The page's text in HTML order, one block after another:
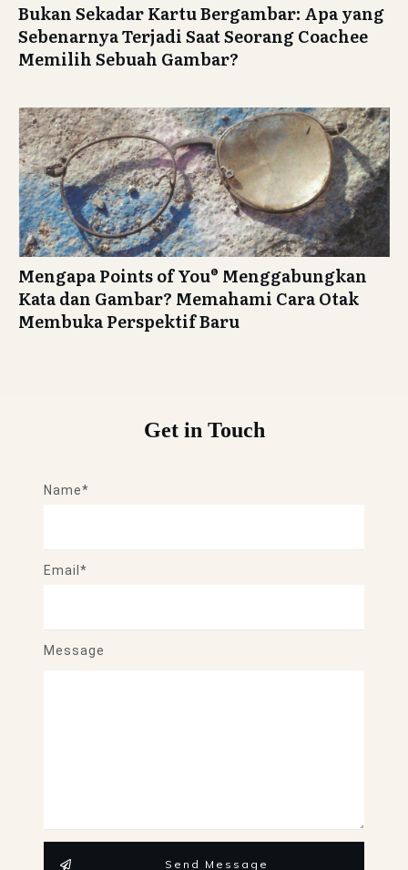
Bukan Sekadar Kartu Bergambar: Apa yang
Sebenarnya Terjadi Saat Seorang Coachee
Memilih Sebuah Gambar?
Mengapa Points of You® Menggabungkan
Kata dan Gambar? Memahami Cara Otak
Membuka Perspektif Baru
Get in Touch
Name*
Email*
Message
Send Message